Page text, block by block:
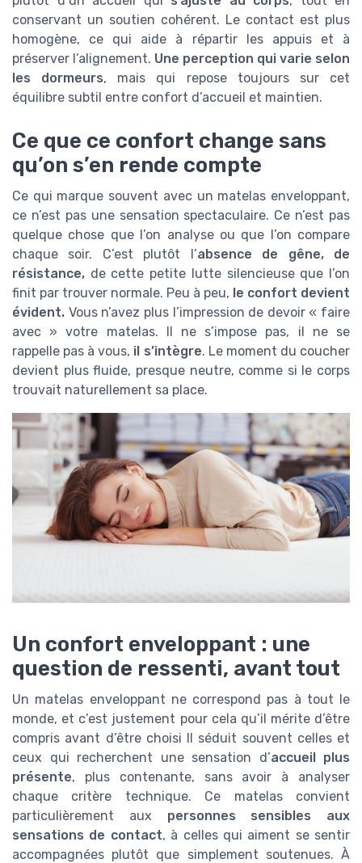
conservant un soutien cohérent. Le contact est plus
homogène, ce qui aide à répartir les appuis et à
préserver l’alignement. Une perception qui varie selon
les dormeurs, mais qui repose toujours sur cet
équilibre subtil entre confort d’accueil et maintien.
Ce que ce confort change sans
qu’on s’en rende compte
Ce qui marque souvent avec un matelas enveloppant,
ce n’est pas une sensation spectaculaire. Ce n’est pas
quelque chose que l’on analyse ou que l’on compare
chaque soir. C’est plutôt l’absence de gêne, de
résistance, de cette petite lutte silencieuse que l’on
finit par trouver normale. Peu à peu, le confort devient
évident. Vous n’avez plus l’impression de devoir « faire
avec » votre matelas. Il ne s’impose pas, il ne se
rappelle pas à vous, il s’intègre. Le moment du coucher
devient plus fluide, presque neutre, comme si le corps
trouvait naturellement sa place.
Un confort enveloppant : une
question de ressenti, avant tout
Un matelas enveloppant ne correspond pas à tout le
monde, et c’est justement pour cela qu’il mérite d’être
compris avant d’être choisi Il séduit souvent celles et
ceux qui recherchent une sensation d’accueil plus
présente, plus contenante, sans avoir à analyser
chaque critère technique. Ce matelas convient
particulièrement aux personnes sensibles aux
sensations de contact, à celles qui aiment se sentir
accompagnées plutôt que simplement soutenues. À